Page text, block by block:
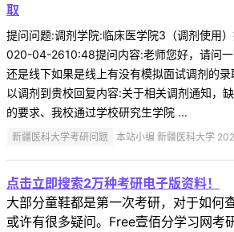
取
提问问题:调剂学院:临床医学院3（调剂使用
020-04-2610:48提问内容:老师您好，请问
还是线下如果是线上有没有模拟面试调剂的
以调剂到贵校回复内容:关于相关调剂通知，
的要求、我校通过学校研究生学院 ...
新疆医科大学考研问题 本站小编 新疆医科大学
点击立即搜索2万种考研电子版资料！
大部分童鞋都是第一次考研，对于如何
或许有很多疑问。Free壹佰分学习网考